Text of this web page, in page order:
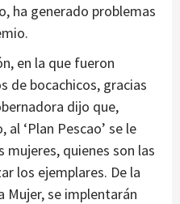
ha generado problemas
en la que fueron
de bocachicos, gracias
dijo que,
‘Plan Pescao’ se le
mujeres, quienes son las
los ejemplares. De la
Mujer, se implentarán